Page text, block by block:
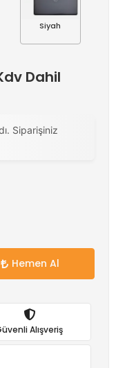
Siyah
Dahil
Siparişiniz
Hemen Al
Alışveriş